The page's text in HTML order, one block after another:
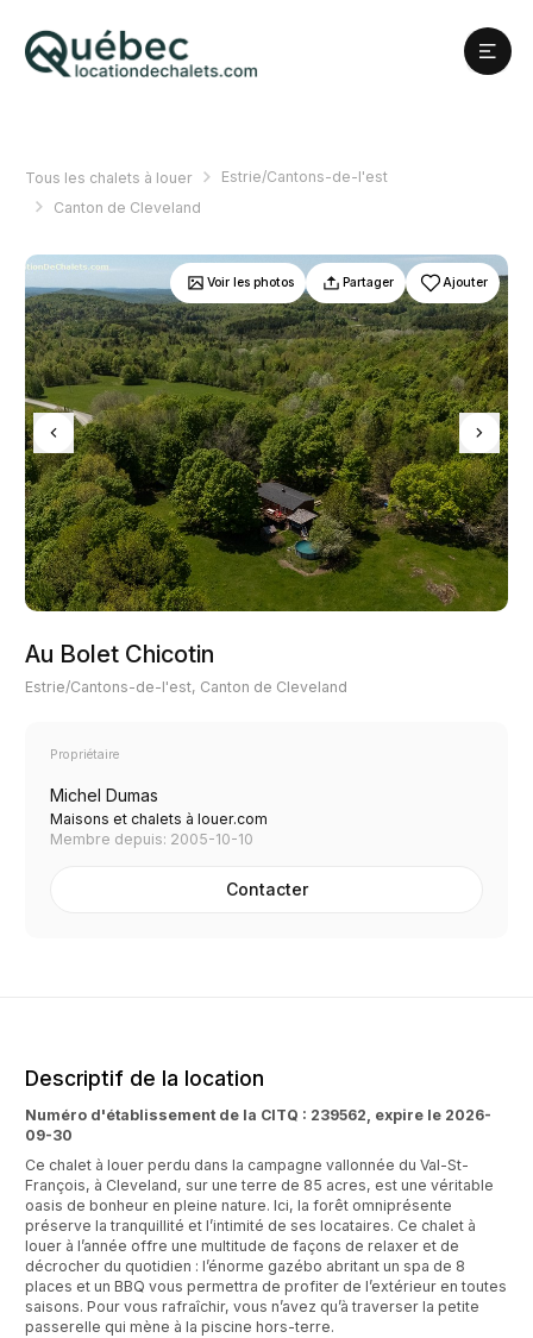
Tous les chalets à louer
Estrie/Cantons-de-l'est
Canton de Cleveland
Au Bolet Chicotin
Estrie/Cantons-de-l'est, Canton de Cleveland
Propriétaire
Michel Dumas
Maisons et chalets à louer.com
Membre depuis: 2005-10-10
Contacter
Voir les photos Partager Ajouter
Descriptif de la location
Numéro d'établissement de la CITQ : 239562, expire le 2026-
09-30
Ce chalet à louer perdu dans la campagne vallonnée du Val-St-
François, à Cleveland, sur une terre de 85 acres, est une véritable
oasis de bonheur en pleine nature. Ici, la forêt omniprésente
préserve la tranquillité et l’intimité de ses locataires. Ce chalet à
louer à l’année offre une multitude de façons de relaxer et de
décrocher du quotidien : l’énorme gazébo abritant un spa de 8
places et un BBQ vous permettra de profiter de l’extérieur en toutes
saisons. Pour vous rafraîchir, vous n’avez qu’à traverser la petite
passerelle qui mène à la piscine hors-terre.